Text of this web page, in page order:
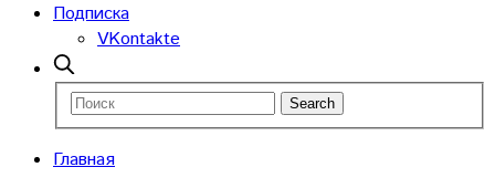
Подписка
VKontakte
Главная